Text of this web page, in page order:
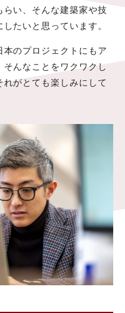
らい、そんな建築家や技
たいと思っています。
本のプロジェクトにもア
んなことをワクワクし
がとても楽しみにして